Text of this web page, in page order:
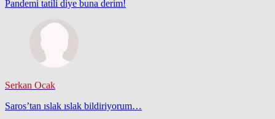
Pandemi tatili diye buna derim!
Serkan Ocak
Saros’tan ıslak ıslak bildiriyorum…